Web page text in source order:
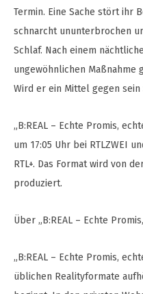
Termin. Eine Sache stört ihr
schnarcht ununterbrochen
Schlaf. Nach einem
ungewöhnlichen Maßnahme
Wird er ein Mittel gegen sein
„B:REAL – Echte Promis,
um 17:05 Uhr bei RTLZWEI
RTL+. Das Format wird von
produziert.
Über „B:REAL – Echte
„B:REAL – Echte Promis,
üblichen Realityformate